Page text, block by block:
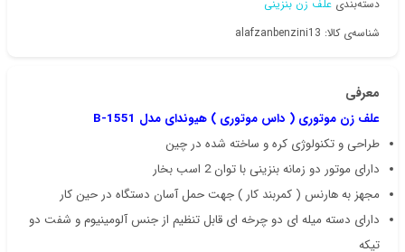
دسته‌بندی علف زن بنزینی
شناسه‌ی کالا: alafzanbenzini13
معرفی
علف زن موتوری ( داس موتوری ) هیوندای مدل 1551-B
طراحی و تکنولوژی کره و ساخته شده در چین
دارای موتور دو زمانه بنزینی با توان 2 اسب بخار
مجهز به هارنس ( کمربند کار ) جهت حمل آسان دستگاه در حین کار
دارای دسته میله ای دو چرخه ای قابل تنظیم از جنس آلومینیوم و شفت دو
تیکه